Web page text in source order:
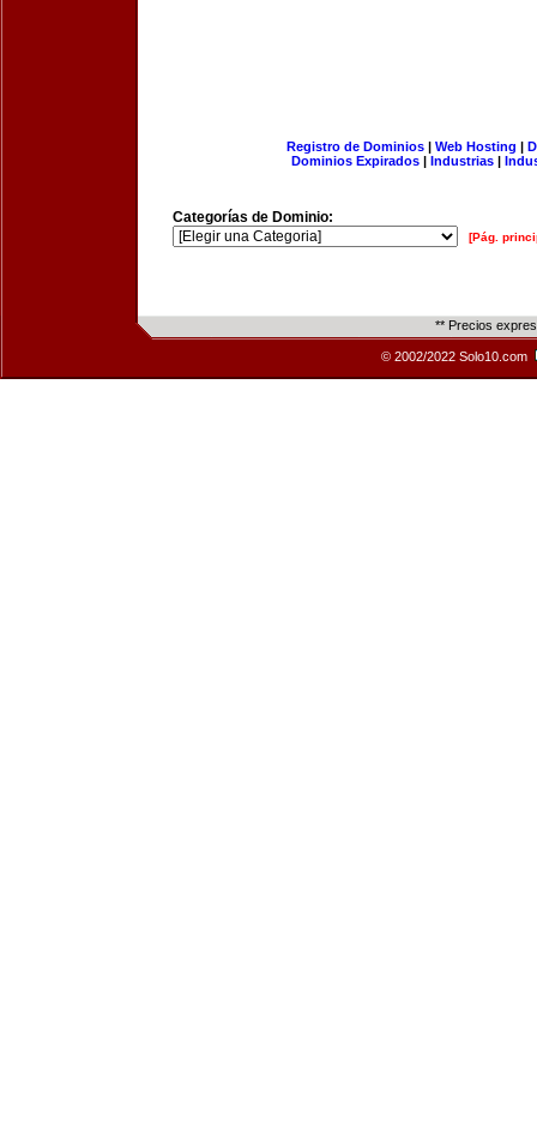
Registro de Dominios| Web Hosting |
Dominios Expirados | Industrias |
Categorías de Dominio:
[Pág.
** Precios
© 2002/2022 Solo10.com